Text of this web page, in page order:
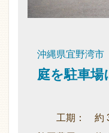
沖縄県宜野湾
庭を駐車場
工期： 約 3